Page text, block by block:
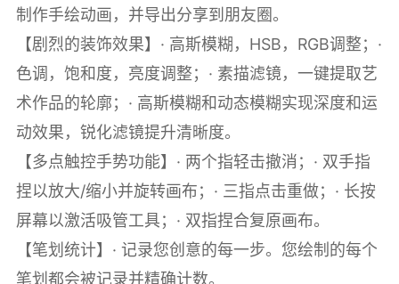
制作手绘动画，并导出分享到朋友圈。
【剧烈的装饰效果】· 高斯模糊，HSB，RGB调整；·
色调，饱和度，亮度调整；· 素描滤镜，一键提取艺
术作品的轮廓；· 高斯模糊和动态模糊实现深度和运
动效果，锐化滤镜提升清晰度。
【多点触控手势功能】· 两个指轻击撤消；· 双手指
捏以放大/缩小并旋转画布；· 三指点击重做；· 长按
屏幕以激活吸管工具；· 双指捏合复原画布。
【笔划统计】· 记录您创意的每一步。您绘制的每个
笔划都会被记录并精确计数。